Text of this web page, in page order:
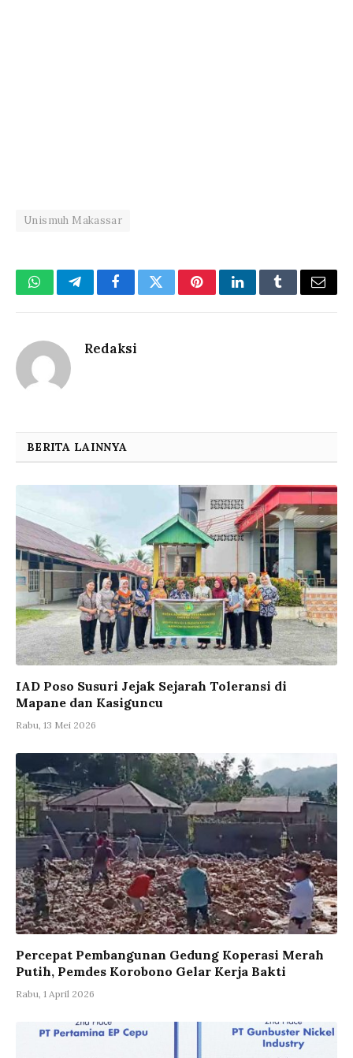
Unismuh Makassar
WhatsAppTelegramFacebookTwitterPinterestLinkedInTumblrEmail
Redaksi
BERITA LAINNYA
IAD Poso Susuri Jejak Sejarah Toleransi di
Mapane dan Kasiguncu
Rabu, 13 Mei 2026
Percepat Pembangunan Gedung Koperasi Merah
Putih, Pemdes Korobono Gelar Kerja Bakti
Rabu, 1 April 2026